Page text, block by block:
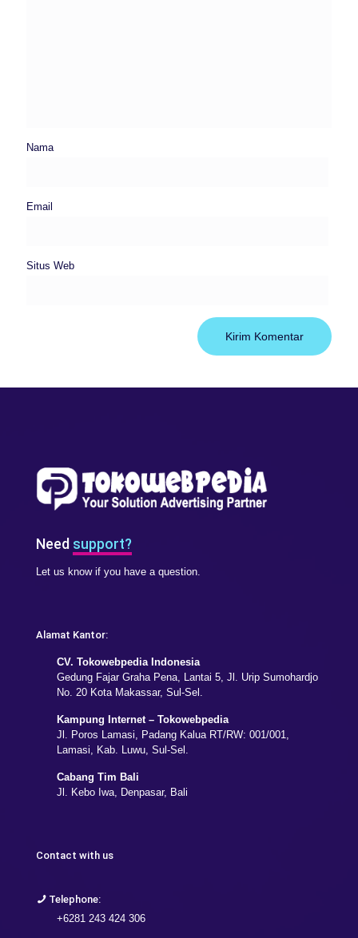
Nama
Email
Situs Web
Need support?
Let us know if you have a question.
Alamat Kantor:
CV. Tokowebpedia Indonesia
Gedung Fajar Graha Pena, Lantai 5, Jl. Urip Sumohardjo
No. 20 Kota Makassar, Sul-Sel.
Kampung Internet – Tokowebpedia
Jl. Poros Lamasi, Padang Kalua RT/RW: 001/001,
Lamasi, Kab. Luwu, Sul-Sel.
Cabang Tim Bali
Jl. Kebo Iwa, Denpasar, Bali
Contact with us
Telephone:
+6281 243 424 306